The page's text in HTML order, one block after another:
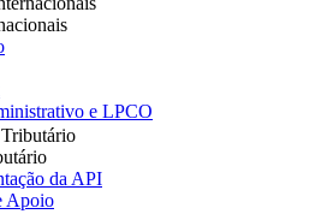
e LPCO
da API
Apoio